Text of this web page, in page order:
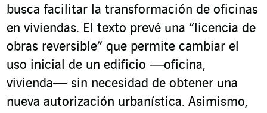
busca facilitar la transformación de oficinas
en viviendas. El texto prevé una “licencia de
obras reversible” que permite cambiar el
uso inicial de un edificio ―oficina,
vivienda― sin necesidad de obtener una
nueva autorización urbanística. Asimismo,